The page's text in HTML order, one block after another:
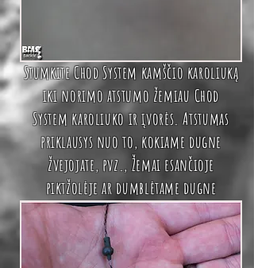
StumkiteChod System kamščio karoliuką
iki norimo atstumo žemiau Chod
System karoliuko ir įvorės. Atstumas
priklausys nuo to, kokiame dugne
žvejojate, pvz., Žemai esančioje
piktžolėje ar dumblėtame dugne